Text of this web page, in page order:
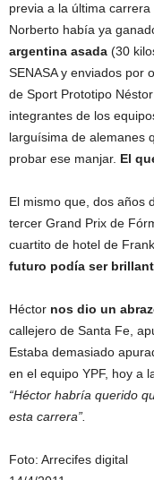
previa a la última
Norberto había ya
argentina asada (30
SENASA y enviados por
de Sport Prototipo
integrantes de los
larguísima de alemanes
probar ese manjar. El
El mismo que, dos años
tercer Grand Prix de
cuartito de hotel de
futuro podía ser
Héctor nos dio un
callejero de Santa Fe,
Estaba demasiado
en el equipo YPF, hoy a
“Héctor habría querido
esta carrera”.
Foto: Arrecifes digital